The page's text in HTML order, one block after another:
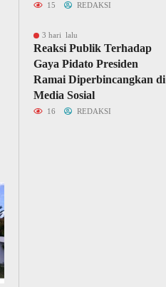
15 REDAKSI
3 hari lalu
Reaksi Publik Terhadap
Gaya Pidato Presiden
Ramai Diperbincangkan di
Media Sosial
16 REDAKSI